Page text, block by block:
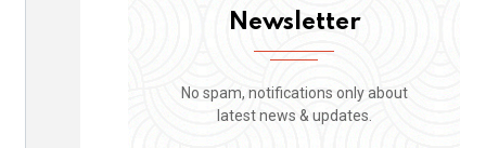
Newsletter
No spam, notifications only about
latest news & updates.